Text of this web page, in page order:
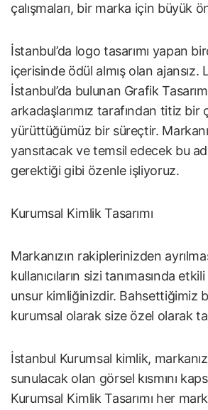
çalışmaları, bir marka için büyük
İstanbul’da logo tasarımı yapan
içerisinde ödül almış olan ajansız.
İstanbul’da bulunan Grafik
arkadaşlarımız tarafından titiz bir
yürüttüğümüz bir süreçtir.
yansıtacak ve temsil edecek bu
gerektiği gibi özenle işliyoruz.
Kurumsal Kimlik Tasarımı
Markanızın rakiplerinizden
kullanıcıların sizi tanımasında
unsur kimliğinizdir. Bahsettiğimiz
kurumsal olarak size özel olarak
İstanbul Kurumsal kimlik,
sunulacak olan görsel kısmını
Kurumsal Kimlik Tasarımı her